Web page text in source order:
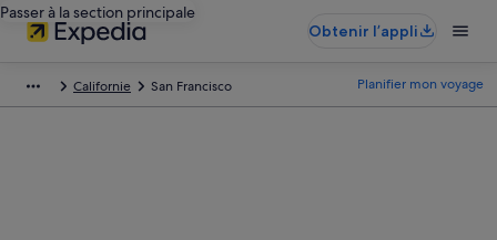
Passer à la section principale
Obtenir l’appli
Californie San Francisco Planifier mon voyage